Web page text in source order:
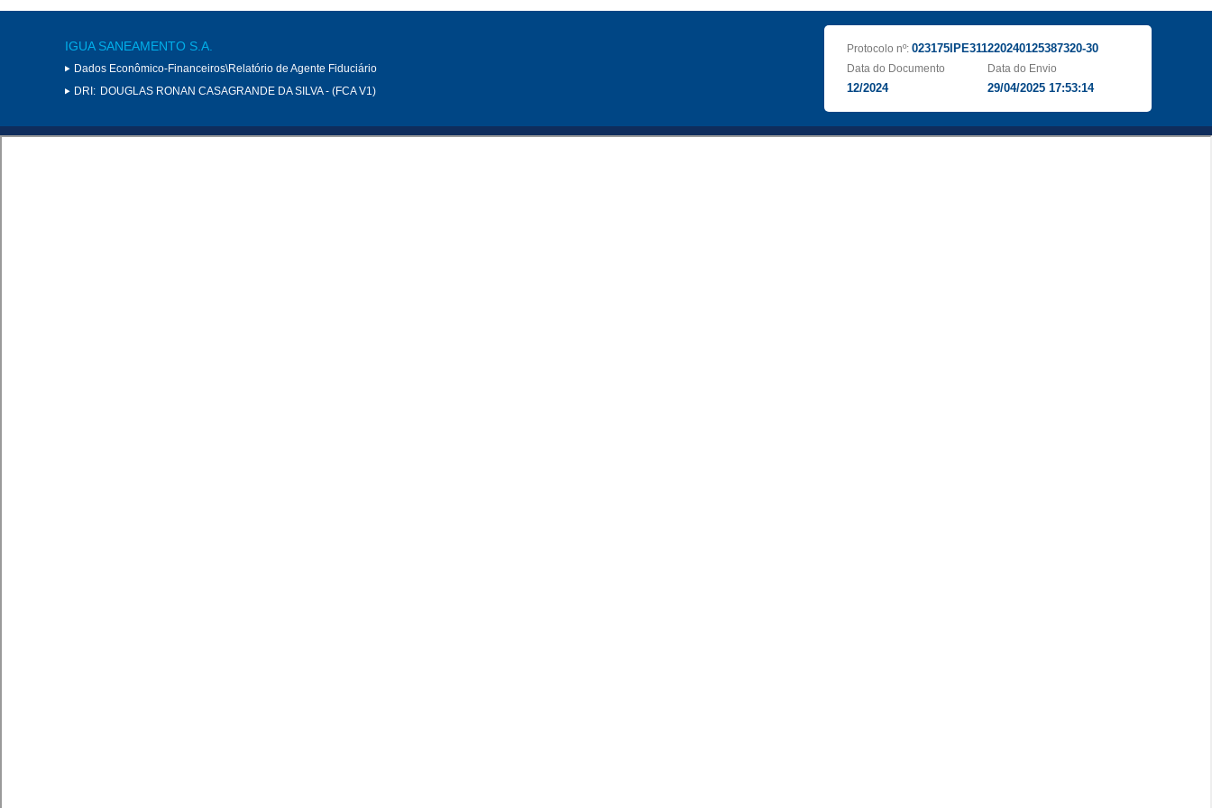
IGUA SANEAMENTO S.A.
Dados Econômico-Financeiros\Relatório de Agente Fiduciário
DRI: DOUGLAS RONAN CASAGRANDE DA SILVA - (FCA V1)
Protocolo nº: 023175IPE311220240125387320-30
Data do Documento
12/2024
Data do Envio
29/04/2025 17:53:14